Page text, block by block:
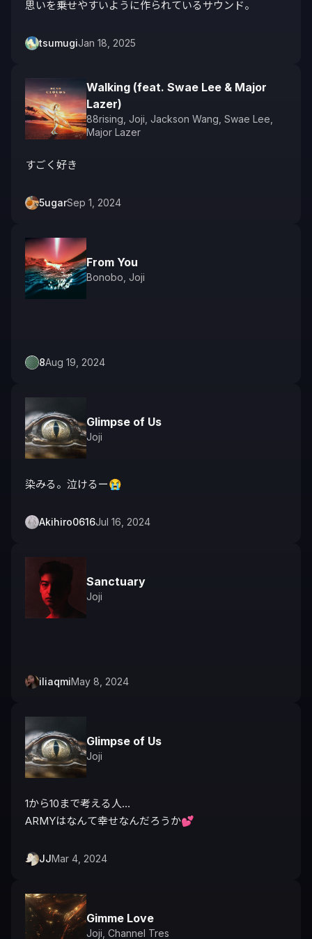
思いを乗せやすいように作られているサウンド。
tsumugiJan 18, 2025
Walking (feat. Swae Lee & Major
Lazer)
88rising Joji Jackson Wang Swae Lee
Major Lazer
すごく好き
5ugarSep 1, 2024
From You
Bonobo Joji
8Aug 19, 2024
Glimpse of Us
Joji
染みる。泣けるー😭
Akihiro0616Jul 16, 2024
Sanctuary
Joji
iliaqmiMay 8, 2024
Glimpse of Us
Joji
1から10まで考える人…
ARMYはなんて幸せなんだろうか💕
JJMar 4, 2024
Gimme Love
Joji Channel Tres